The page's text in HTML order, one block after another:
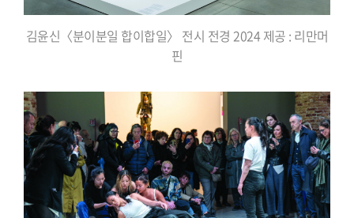
김윤신〈분이분일 합이합일〉 전시 전경 2024 제공 : 리만머
핀